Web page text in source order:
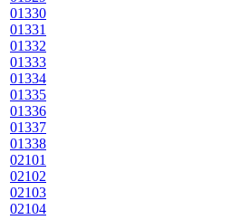
01330
01331
01332
01333
01334
01335
01336
01337
01338
02101
02102
02103
02104